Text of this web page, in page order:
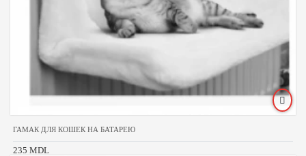
ГАМАК ДЛЯ КОШЕК НА БАТАРЕЮ
235 MDL